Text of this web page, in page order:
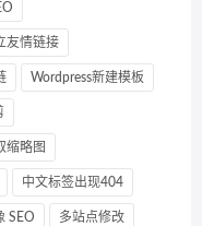
友情链接
Wordpress新建模板
缩略图
中文标签出现404
SEO 多站点修改